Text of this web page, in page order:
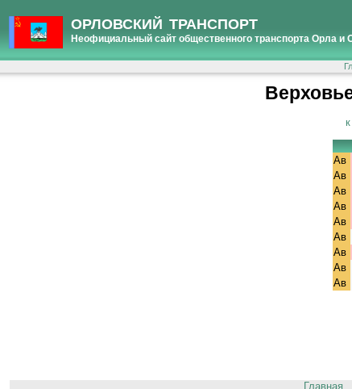
ОРЛОВСКИЙ ТРАНСПОРТ
Неофициальный сайт общественного транспорта Орла и
Ав
Ав
Ав
Ав
Ав
Ав
Ав
Ав
Ав
Главная